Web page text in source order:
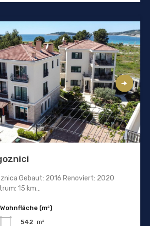
Gebaut: 2016 Renoviert: 2020
15 km…
Wohnfläche (m²)
542 m²